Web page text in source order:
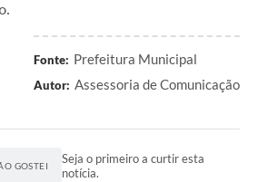
Fonte: Prefeitura Municipal
Autor: Assessoria de Comunicação
GOSTEI
Seja o primeiro a curtir esta
notícia.